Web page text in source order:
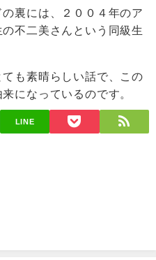
裏には、２００４年のア
不二美さんという同級生
も素晴らしい話で、この
になっているのです。
LINE